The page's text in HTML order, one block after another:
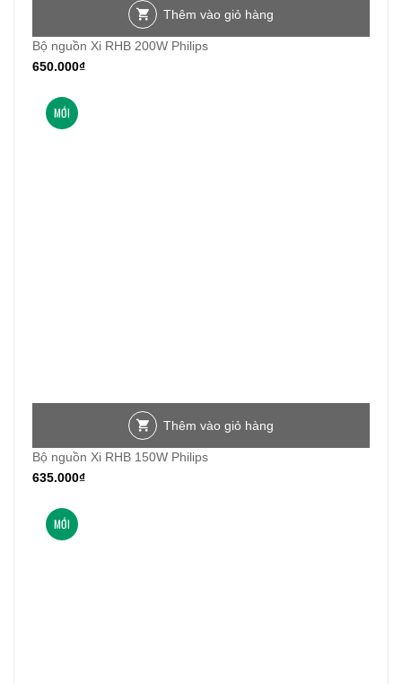
Thêm vào giỏ hàng
Bộ nguồn Xi RHB 200W Philips
650.000₫
MỚI
Thêm vào giỏ hàng
Bộ nguồn Xi RHB 150W Philips
635.000₫
MỚI